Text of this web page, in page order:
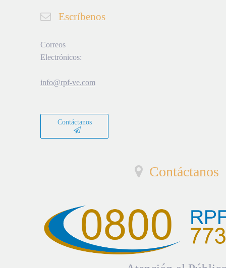
Escríbenos
Correos
Electrónicos:
info@rpf-ve.com
Contáctanos
Contáctanos